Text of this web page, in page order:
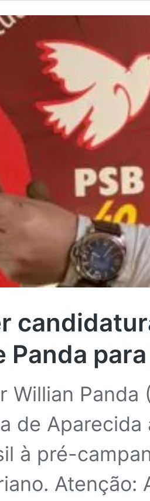
Panda
Willian
de
à pré-